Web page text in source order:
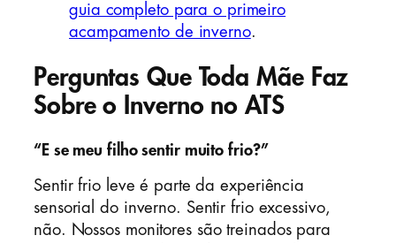
guia completo para o primeiro
acampamento de inverno.
Perguntas Que Toda Mãe Faz
Sobre o Inverno no ATS
“E se meu filho sentir muito frio?”
Sentir frio leve é parte da experiência
sensorial do inverno. Sentir frio excessivo,
não. Nossos monitores são treinados para